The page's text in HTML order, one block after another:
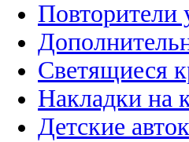
Повторители
Светящиеся
Накладки на
Детские